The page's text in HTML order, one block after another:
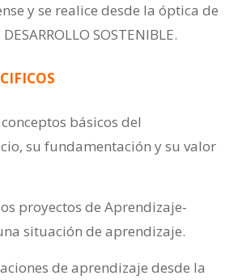
y se realice desde la óptica de
SOSTENIBLE.
básicos del
su fundamentación y su valor
proyectos de Aprendizaje-
situación de aprendizaje.
de aprendizaje desde la